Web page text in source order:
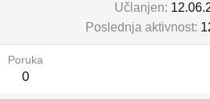
Učlanjen
Poslednja aktivnost
Poruka
0